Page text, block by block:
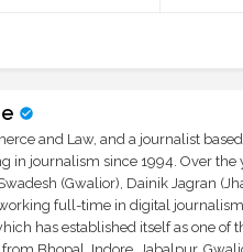
and Law, and a journalist
in journalism since 1994. Over
(Gwalior), Dainik Jagran
full-time in digital
has established itself as one of